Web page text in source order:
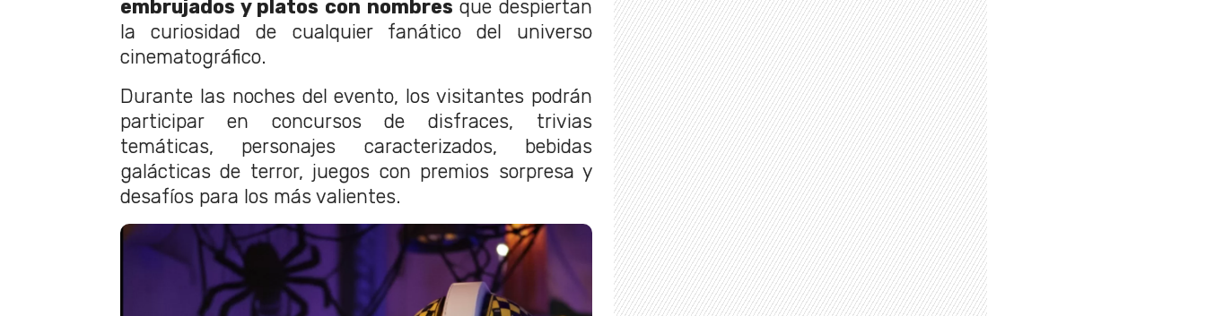
embrujados y platos con nombres que despiertan
la curiosidad de cualquier fanático del universo
cinematográfico.
Durante las noches del evento, los visitantes podrán
participar en concursos de disfraces, trivias
temáticas, personajes caracterizados, bebidas
galácticas de terror, juegos con premios sorpresa y
desafíos para los más valientes.